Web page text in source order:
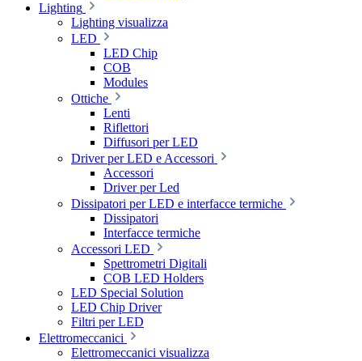
Lighting
Lighting visualizza
LED
LED Chip
COB
Modules
Ottiche
Lenti
Riflettori
Diffusori per LED
Driver per LED e Accessori
Accessori
Driver per Led
Dissipatori per LED e interfacce termiche
Dissipatori
Interfacce termiche
Accessori LED
Spettrometri Digitali
COB LED Holders
LED Special Solution
LED Chip Driver
Filtri per LED
Elettromeccanici
Elettromeccanici visualizza